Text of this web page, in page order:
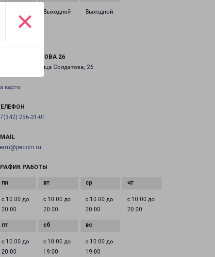
× Выходной Выходной
ПЕРМЬ СОЛДАТОВА 26
город Пермь, улица Солдатова, 26
карте
256-31-01
РАБОТЫ
с 10:00 до
20:00
с 10:00 до
20:00
с 10:00 до
20:00
с 10:00 до
20:00
с 10:00 до
20:00
с 10:00 до
19:00
с 10:00 до
19:00